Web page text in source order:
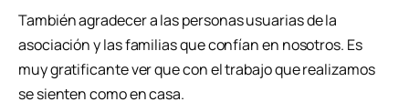
También agradecer a las personas usuarias de la
asociación y las familias que confían en nosotros. Es
muy gratificante ver que con el trabajo que realizamos
se sienten como en casa.